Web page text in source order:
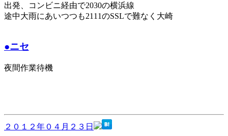
出発、コンビニ経由で2030の横浜線
途中大雨にあいつつも2111のSSLで難なく大崎
●ニセ
夜間作業待機
２０１２年０４月２３日